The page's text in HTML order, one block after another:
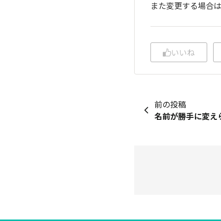
また変更する場合
いいね
前の投稿
名前が勝手に変え